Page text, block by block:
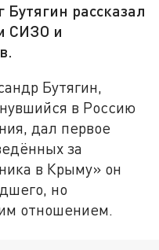
рассказал
СИЗО и
Бутягин,
в Россию
дал первое
за
в Крыму» он
но
отношением.